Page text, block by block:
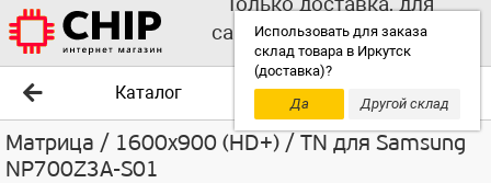
Использовать для заказа
склад товара в Иркутск
(доставка)?
Да
Другой склад
самовывоза выбирайте
другой склад!
Каталог
Матрица / 1600x900 (HD+) / TN для Samsung
NP700Z3A-S01